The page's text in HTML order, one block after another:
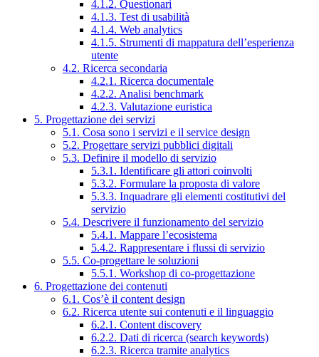
4.1.2. Questionari
4.1.3. Test di usabilità
4.1.4. Web analytics
4.1.5. Strumenti di mappatura dell’esperienza
utente
4.2. Ricerca secondaria
4.2.1. Ricerca documentale
4.2.2. Analisi benchmark
4.2.3. Valutazione euristica
5. Progettazione dei servizi
5.1. Cosa sono i servizi e il service design
5.2. Progettare servizi pubblici digitali
5.3. Definire il modello di servizio
5.3.1. Identificare gli attori coinvolti
5.3.2. Formulare la proposta di valore
5.3.3. Inquadrare gli elementi costitutivi del
servizio
5.4. Descrivere il funzionamento del servizio
5.4.1. Mappare l’ecosistema
5.4.2. Rappresentare i flussi di servizio
5.5. Co-progettare le soluzioni
5.5.1. Workshop di co-progettazione
6. Progettazione dei contenuti
6.1. Cos’è il content design
6.2. Ricerca utente sui contenuti e il linguaggio
6.2.1. Content discovery
6.2.2. Dati di ricerca (search keywords)
6.2.3. Ricerca tramite analytics